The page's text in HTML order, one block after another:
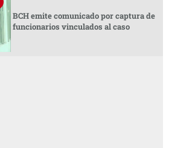
BCH emite comunicado por captura de
funcionarios vinculados al caso